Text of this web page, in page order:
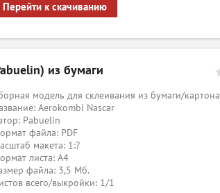
Перейти к скачиванию
из бумаги
модель для склеивания из бумаги/
Aerokombi Nascar
Pabuelin
файла: PDF
макета: 1:?
листа: А4
файла: 3,5 Мб.
всего/выкройки: 1/1